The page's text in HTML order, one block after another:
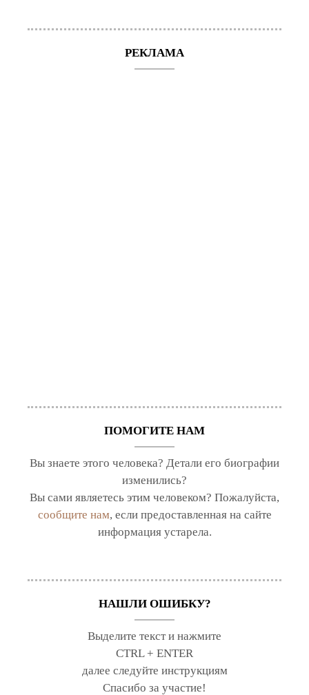
РЕКЛАМА
ПОМОГИТЕ НАМ
Вы знаете этого человека? Детали его биографии
изменились?
Вы сами являетесь этим человеком? Пожалуйста,
сообщите нам, если предоставленная на сайте
информация устарела.
НАШЛИ ОШИБКУ?
Выделите текст и нажмите
CTRL + ENTER
далее следуйте инструкциям
Спасибо за участие!